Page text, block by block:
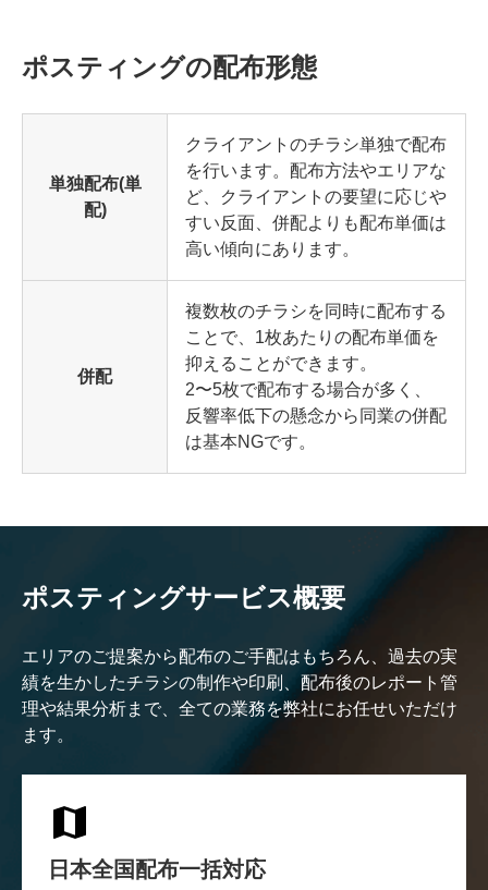
ポスティングの配布形態
単独配布(単
配)
クライアントのチラシ単独で配布
を行います。配布方法やエリアな
ど、クライアントの要望に応じや
すい反面、併配よりも配布単価は
高い傾向にあります。
併配
複数枚のチラシを同時に配布する
ことで、1枚あたりの配布単価を
抑えることができます。
2〜5枚で配布する場合が多く、
反響率低下の懸念から同業の併配
は基本NGです。
ポスティングサービス概要
エリアのご提案から配布のご手配はもちろん、過去の実
績を生かしたチラシの制作や印刷、配布後のレポート管
理や結果分析まで、全ての業務を弊社にお任せいただけ
ます。
日本全国配布一括対応